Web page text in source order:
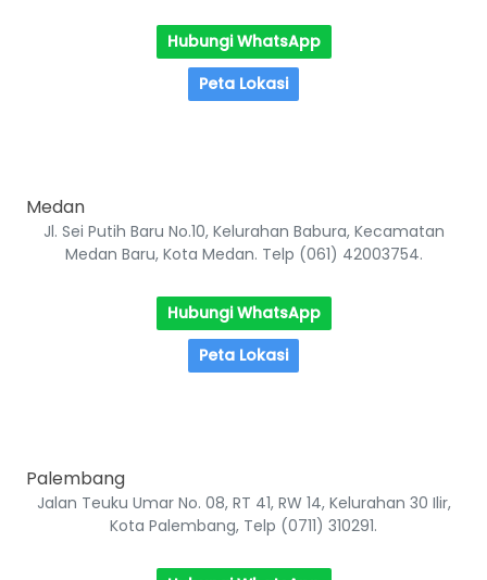
Hubungi WhatsApp
Peta Lokasi
Medan
Jl. Sei Putih Baru No.10, Kelurahan Babura, Kecamatan
Medan Baru, Kota Medan. Telp (061) 42003754.
Hubungi WhatsApp
Peta Lokasi
Palembang
Jalan Teuku Umar No. 08, RT 41, RW 14, Kelurahan 30 Ilir,
Kota Palembang, Telp (0711) 310291.